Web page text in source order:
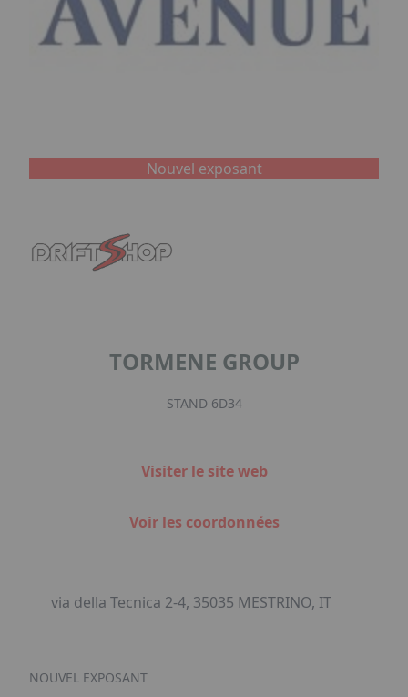
Nouvel exposant
TORMENE GROUP
STAND 6D34
Visiter le site web
Voir les coordonnées
via della Tecnica 2-4, 35035 MESTRINO, IT
NOUVEL EXPOSANT